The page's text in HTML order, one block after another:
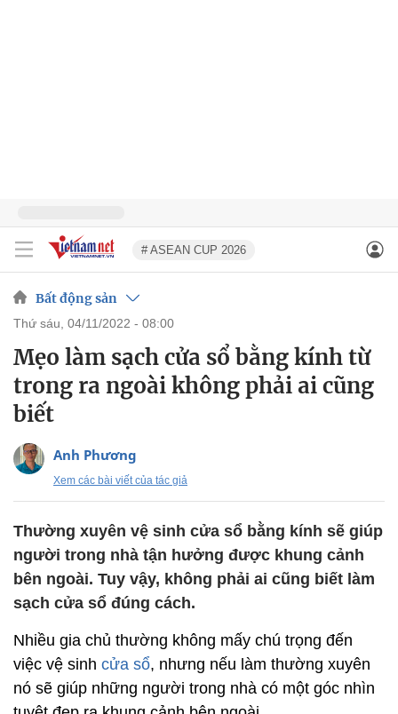
# ASEAN CUP 2026
Bất động sản
thứ sáu, 04/11/2022 - 08:00
Mẹo làm sạch cửa sổ bằng kính từ
trong ra ngoài không phải ai cũng
biết
Anh Phương
Xem các bài viết của tác giả
Thường xuyên vệ sinh cửa sổ bằng kính sẽ giúp
người trong nhà tận hưởng được khung cảnh
bên ngoài. Tuy vậy, không phải ai cũng biết làm
sạch cửa sổ đúng cách.
Nhiều gia chủ thường không mấy chú trọng đến
việc vệ sinh cửa sổ, nhưng nếu làm thường xuyên
nó sẽ giúp những người trong nhà có một góc nhìn